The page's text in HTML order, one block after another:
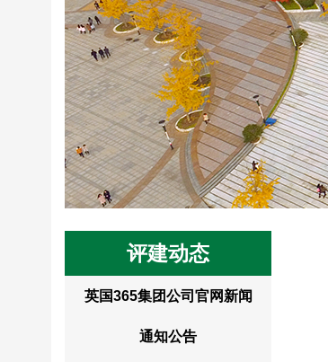
评建动态
英国365集团公司官网新闻
通知公告